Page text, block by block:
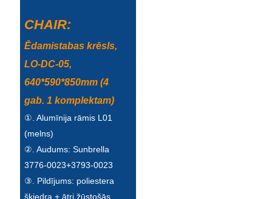
CHAIR:
Ēdamistabas krēsls,
LO-DC-05,
640*590*850mm (4
gab. 1 komplektam)
①. Alumīnija rāmis L01
(melns)
②. Audums: Sunbrella
3776-0023+3793-0023
③. Pildījums: poliestera
šķiedra + ātri žūstošās